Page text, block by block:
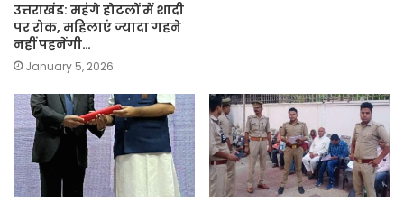
उत्तराखंड: महंगे होटलों में शादी
पर रोक, महिलाएं ज्यादा गहने
नहीं पहनेंगी…
January 5, 2026